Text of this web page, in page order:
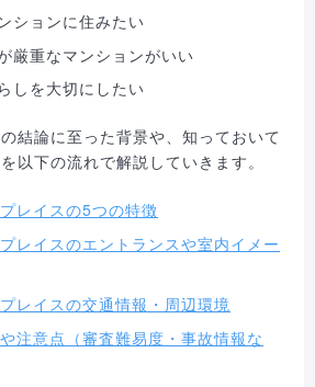
ションに住みたい
厳重なマンションがいい
しを大切にしたい
結論に至った背景や、知っておいて
以下の流れで解説していきます。
レイスの5つの特徴
レイスのエントランスや室内イメー
レイスの交通情報・周辺環境
注意点（審査難易度・事故情報な